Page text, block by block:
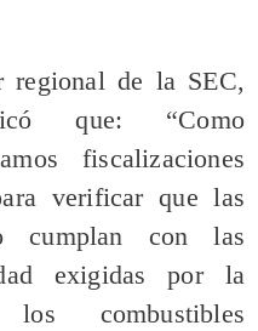
regional de la SEC,
que: “Como
fiscalizaciones
verificar que las
cumplan con las
exigidas por la
combustibles